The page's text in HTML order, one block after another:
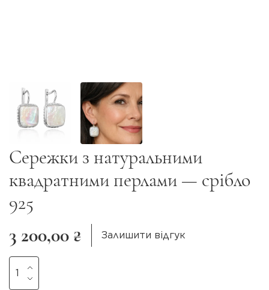
Сережки з натуральними
квадратними перлами — срібло
925
3 200,00 ₴
Залишити відгук